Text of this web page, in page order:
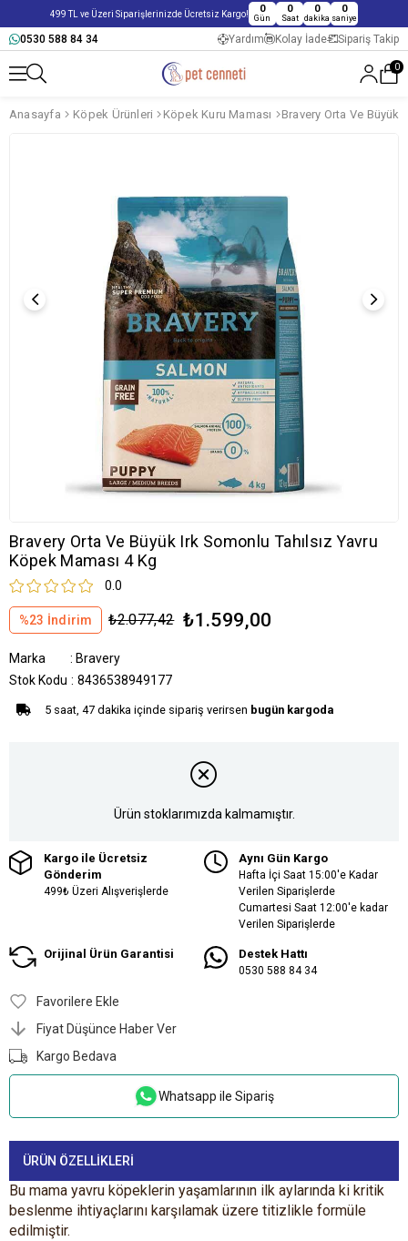
499 TL ve Üzeri Siparişlerinizde Ücretsiz Kargo! 0
Gün
0
Saat
0
dakika
0
saniye
0530 588 84 34 Yardım Kolay İade Sipariş Takip
0
Anasayfa Köpek Ürünleri Köpek Kuru Maması
Bravery Orta Ve Büyük Irk Somonlu Tahılsız Yavru
Köpek Maması 4 Kg
0.0
%23 İndirim ₺2.077,42 ₺1.599,00
Marka : Bravery
Stok Kodu
8436538949177
5 saat, 47 dakika içinde sipariş verirsen bugün kargoda
Ürün stoklarımızda kalmamıştır.
Kargo ile Ücretsiz
Gönderim
499₺ Üzeri Alışverişlerde
Aynı Gün Kargo
Hafta İçi Saat 15:00'e Kadar
Verilen Siparişlerde
Cumartesi Saat 12:00'e kadar
Verilen Siparişlerde
Orijinal Ürün Garantisi Destek Hattı
0530 588 84 34
Favorilere Ekle
Fiyat Düşünce Haber Ver
Kargo Bedava
Whatsapp ile Sipariş
ÜRÜN ÖZELLIKLERI
Bu mama yavru köpeklerin yaşamlarının ilk aylarında ki kritik
beslenme ihtiyaçlarını karşılamak üzere titizlikle formüle
edilmiştir.